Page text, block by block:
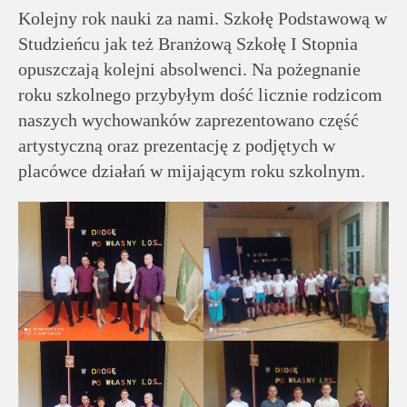
Dla
pracowników
Historia
Wirtualny
spacer
Mapa
strony
Deklaracja
dostępności
Kolejny rok nauki za nami. Szkołę Podstawową w
Studzieńcu jak też Branżową Szkołę I Stopnia
opuszczają kolejni absolwenci. Na pożegnanie
roku szkolnego przybyłym dość licznie rodzicom
naszych wychowanków zaprezentowano część
artystyczną oraz prezentację z podjętych w
placówce działań w mijającym roku szkolnym.